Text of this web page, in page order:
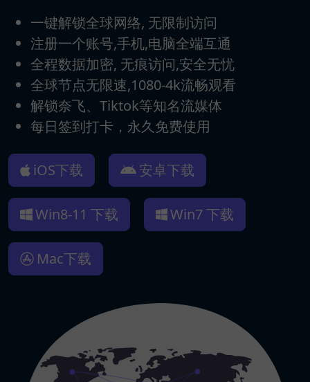
一键解锁全球网络, 无限制访问
注册一个账号,手机,电脑全端互通
全程数据加密, 无痕访问,安全无忧
全球节点无限速,1080-4k流畅观看
解锁奈飞、Tiktok等知名流媒体
每日签到打卡，永久免费使用
iOS下载 安卓下载
Win8-11 下载 Win7 下载
Mac下载